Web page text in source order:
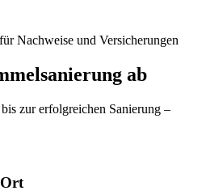
Nachweise und Versicherungen
ab
zur erfolgreichen Sanierung –